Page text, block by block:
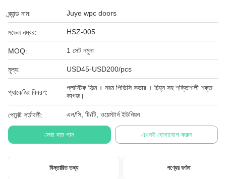
ব্র্যান্ড নাম: Juye wpc doors
মডেল নম্বর: HSZ-005
MOQ: 1 সেট নমুনা
মূল্য: USD45-USD200/pcs
প্যাকেজিং বিবরণ:
প্লাস্টিক ফিল্ম + নরম পিভিসি কভার + চিহ্ন সহ শক্তিশালী শক্ত
কাগজ।
পেমেন্ট শর্তাবলী: এল/সি, টি/টি, ওয়েস্টার্ন ইউনিয়ন
সেরা দাম পান এখনই যোগাযোগ করুন
বিস্তারিত তথ্য পণ্যের বর্ণনা